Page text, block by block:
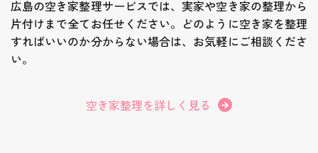
広島の空き家整理サービスでは、実家や空き家の整理から
片付けまで全てお任せください。どのように空き家を整理
すればいいのか分からない場合は、お気軽にご相談くださ
い。
空き家整理を詳しく見る